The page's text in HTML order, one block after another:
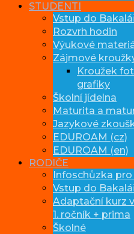
STUDENTI
Vstup do
Rozvrh hodin
Výukové
Zájmové
Kroužek
grafiky
Školní jídelna
Maturita a
Jazykové
EDUROAM (cz)
EDUROAM (en)
RODIČE
Infoschůzka
Vstup do
Adaptační kurz
1. ročník + prima
Školné